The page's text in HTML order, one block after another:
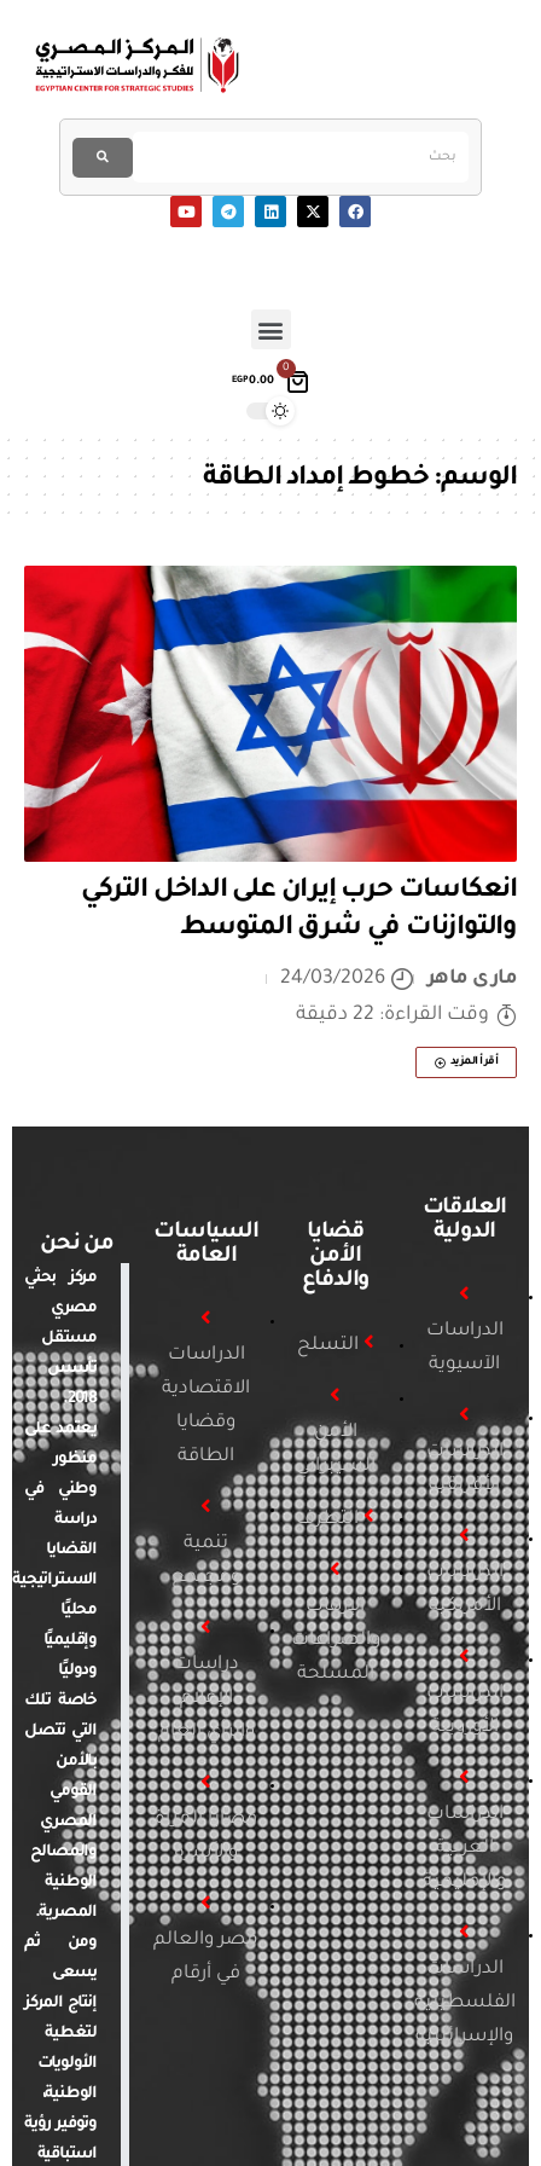
0
EGP0.00
الوسم:خطوط إمداد الطاقة
انعكاسات حرب إيران على الداخل التركي
والتوازنات في شرق المتوسط
مارى ماهر
24/03/2026
وقت القراءة: 22 دقيقة
أقرأ المزيد
العلاقات
الدولية
الدراسات
الآسيوية
الدراسات
الأفريقية
الدراسات
الأمريكية
الدراسات
الأوروبية
الدراسات
العربية
والإقليمية
الدراسات
الفلسطينية
والإسرائيلية
قضايا
الأمن
والدفاع
التسلح
الأمن
السيبراني
التطرف
الإرهاب
والصراعات
المسلحة
السياسات
العامة
الدراسات
الاقتصادية
وقضايا
الطاقة
تنمية
ومجتمع
دراسات
الإعلام
والرأي العام
قضايا المرأة
والأسرة
مصر والعالم
في أرقام
من نحن
مركز بحثي
مصري
مستقل
تأسس
2018.
يعتمد على
منظور
وطني في
دراسة
القضايا
الاستراتيجية
محليًا
وإقليميًا
ودوليًا
خاصة تلك
التي تتصل
بالأمن
القومي
المصري
والمصالح
الوطنية
المصرية.
ومن ثم
يسعى
إنتاج المركز
لتغطية
الأولويات
الوطنية،
وتوفير رؤية
استباقية